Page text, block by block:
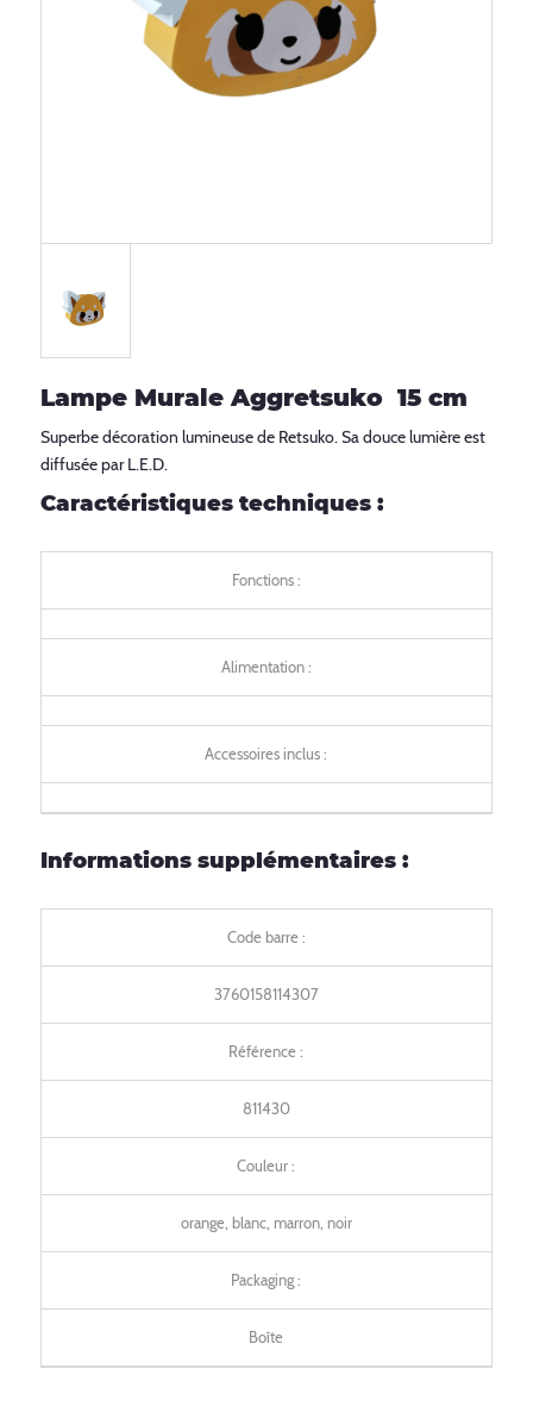
Lampe Murale Aggretsuko 15 cm
Superbe décoration lumineuse de Retsuko. Sa douce lumière est
diffusée par L.E.D.
Caractéristiques techniques :
Fonctions :
Alimentation :
Accessoires inclus :
Informations supplémentaires :
Code barre :
3760158114307
Référence :
811430
Couleur :
orange, blanc, marron, noir
Packaging :
Boîte